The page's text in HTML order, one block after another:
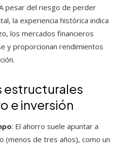
pesar del riesgo de perder
la experiencia histórica indica
los mercados financieros
y proporcionan rendimientos
estructurales
e inversión
: El ahorro suele apuntar a
(menos de tres años), como un